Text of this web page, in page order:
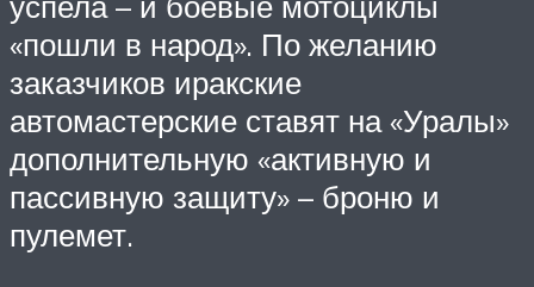
«пошли в народ». По желанию
заказчиков иракские
автомастерские ставят на «Уралы»
дополнительную «активную и
пассивную защиту» – броню и
пулемет.